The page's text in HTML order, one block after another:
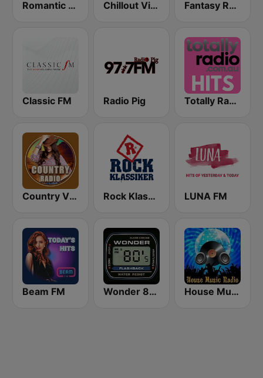
Romantic Vibes Chillout Vibes Fantasy Radio UK
Classic FM Radio Pig Totally Radio Hits
Country Vibes Rock Klassiker LUNA FM
Beam FM Wonder 80's House Music Radio